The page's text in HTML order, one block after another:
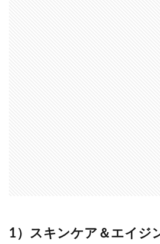
1）スキンケア＆エイジ